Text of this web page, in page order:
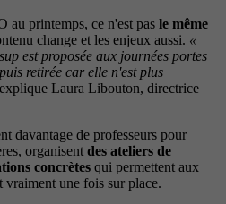
au printemps, ce n'est pas le même
change et les enjeux aussi. «
est proposée aux journées portes
retirée car elle n'est plus
explique Laura Libouton, directrice
davantage de professeurs pour
organisent des ateliers de
concrètes qui permettent aux
une fois sur place.